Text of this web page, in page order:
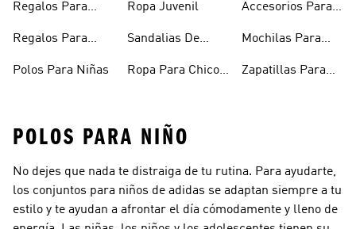
Regalos Para
Regalos Para
Polos Para Niñas
Ropa Juvenil
Sandalias De
Niñas
Ropa Para Chicos
Accesorios Para
Mochilas Para
Zapatillas Para
POLOS PARA NIÑO
No dejes que nada te distraiga de tu rutina. Para ayudarte,
los conjuntos para niños de adidas se adaptan siempre a tu
estilo y te ayudan a afrontar el día cómodamente y lleno de